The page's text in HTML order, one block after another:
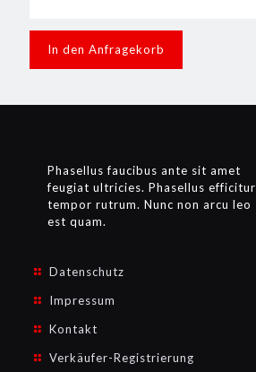
In den Anfragekorb
Phasellus faucibus ante sit amet
feugiat ultricies. Phasellus efficitur
tempor rutrum. Nunc non arcu leo
est quam.
Datenschutz
Impressum
Kontakt
Verkäufer-Registrierung